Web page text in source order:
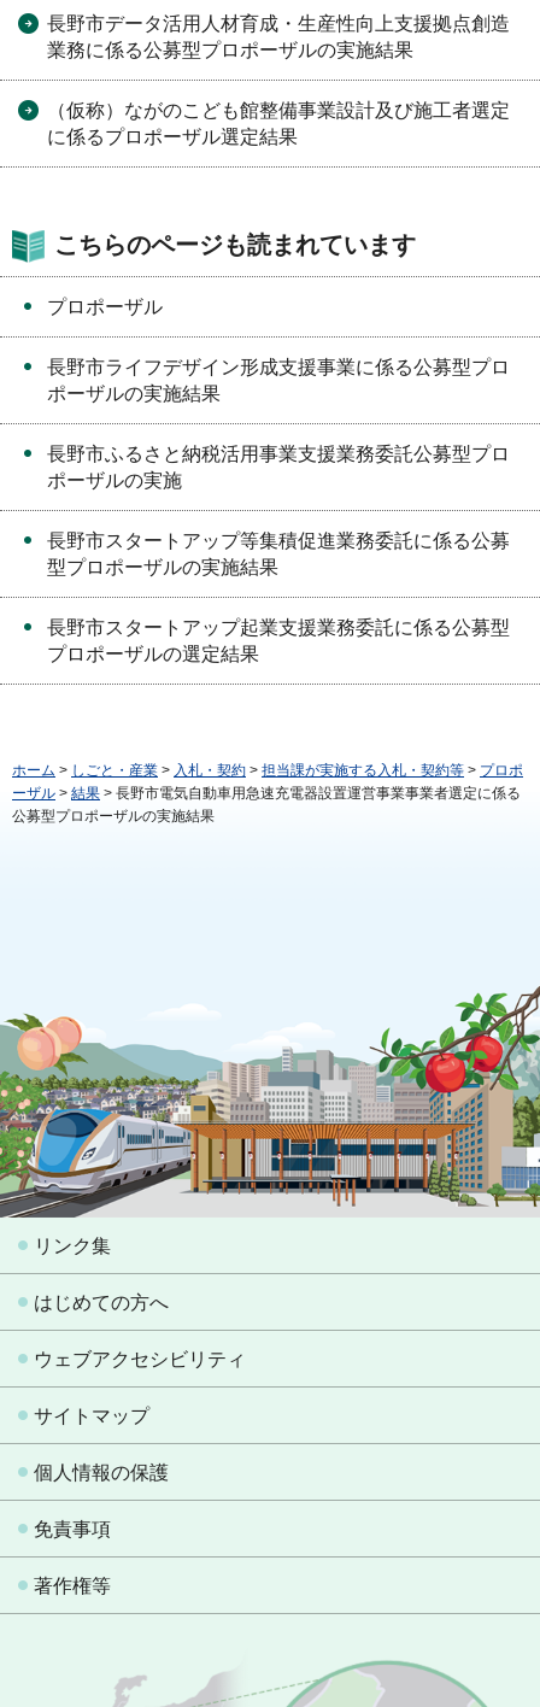
長野市データ活用人材育成・生産性向上支援拠点創造
業務に係る公募型プロポーザルの実施結果
（仮称）ながのこども館整備事業設計及び施工者選定
に係るプロポーザル選定結果
こちらのページも読まれています
プロポーザル
長野市ライフデザイン形成支援事業に係る公募型プロ
ポーザルの実施結果
長野市ふるさと納税活用事業支援業務委託公募型プロ
ポーザルの実施
長野市スタートアップ等集積促進業務委託に係る公募
型プロポーザルの実施結果
長野市スタートアップ起業支援業務委託に係る公募型
プロポーザルの選定結果
ホーム > しごと・産業 > 入札・契約 > 担当課が実施する入札・契約等 > プロポ
ーザル > 結果 > 長野市電気自動車用急速充電器設置運営事業事業者選定に係る
公募型プロポーザルの実施結果
リンク集
はじめての方へ
ウェブアクセシビリティ
サイトマップ
個人情報の保護
免責事項
著作権等